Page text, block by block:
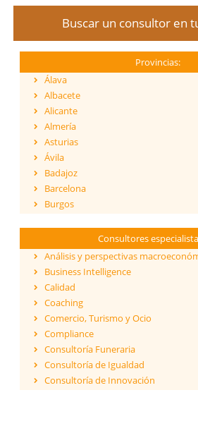
Buscar un consultor en
Provincias:
Álava
Albacete
Alicante
Almería
Asturias
Ávila
Badajoz
Barcelona
Burgos
Cantabria
Castellón
Ceuta
Ciudad Real
Córdoba
Cuenca
Girona
Granada
Guadalajara
Consultores
Análisis y perspectivas
Business Intelligence
Calidad
Coaching
Comercio, Turismo y Ocio
Compliance
Consultoría Funeraria
Consultoría de Igualdad
Consultoría de Innovación